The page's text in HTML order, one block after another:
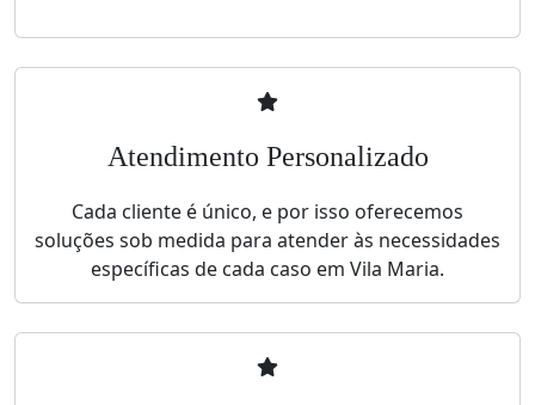
Atendimento Personalizado
Cada cliente é único, e por isso oferecemos
soluções sob medida para atender às necessidades
específicas de cada caso em Vila Maria.